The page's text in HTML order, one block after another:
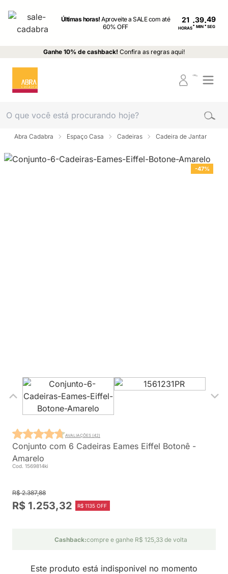
Últimas horas!Aproveite a SALE com até
60% OFF
21
HORAS: MIN : SEG
Ganhe 10% de cashback! Confira as regras aqui!
Abra Cadabra Espaço Casa Cadeiras Cadeira de Jantar
-47%
Conjunto com 6 Cadeiras Eames Eiffel Botonê -
Amarelo
Cod. 1569814ki
AVALIAÇÕES (42)
R$ 2.387,88
R$ 1.253,32 R$ 1135 OFF
Cashback:compre e ganhe R$ 125,33 de volta
Este produto está indisponivel no momento